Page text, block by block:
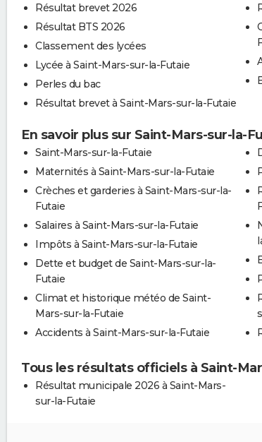
Résultat brevet 2026
Résultat BTS 2026
Classement des lycées
Lycée à Saint-Mars-sur-la-Futaie
Perles du bac
Résultat brevet à Saint-Mars-sur-la-Futaie
En savoir plus sur Saint-Mars-sur-la-
Saint-Mars-sur-la-Futaie
Maternités à Saint-Mars-sur-la-Futaie
Crèches et garderies à Saint-Mars-sur-la-
Futaie
Salaires à Saint-Mars-sur-la-Futaie
Impôts à Saint-Mars-sur-la-Futaie
Dette et budget de Saint-Mars-sur-la-
Futaie
Climat et historique météo de Saint-
Mars-sur-la-Futaie
Accidents à Saint-Mars-sur-la-Futaie
Tous les résultats officiels à Saint-
Résultat municipale 2026 à Saint-Mars-
sur-la-Futaie